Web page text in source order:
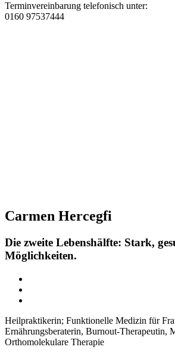
Terminvereinbarung telefonisch unter:
0160 97537444
Carmen Hercegfi
Die zweite Lebenshälfte: Stark,
Möglichkeiten.
Heilpraktikerin; Funktionelle Medizin für
Ernährungsberaterin, Burnout-Therapeutin,
Orthomolekulare Therapie